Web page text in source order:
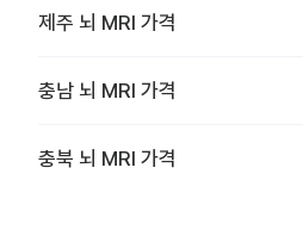
제주 뇌 MRI 가격
충남 뇌 MRI 가격
충북 뇌 MRI 가격